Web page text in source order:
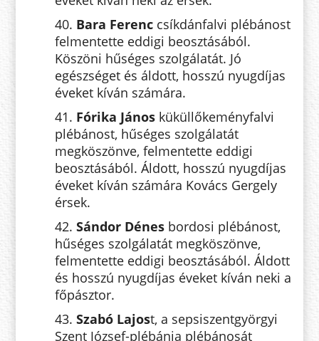
40. Bara Ferenc csíkdánfalvi plébánost
felmentette eddigi beosztásából.
Köszöni hűséges szolgálatát. Jó
egészséget és áldott, hosszú nyugdíjas
éveket kíván számára.
41. Fórika János küküllőkeményfalvi
plébánost, hűséges szolgálatát
megköszönve, felmentette eddigi
beosztásából. Áldott, hosszú nyugdíjas
éveket kíván számára Kovács Gergely
érsek.
42. Sándor Dénes bordosi plébánost,
hűséges szolgálatát megköszönve,
felmentette eddigi beosztásából. Áldott
és hosszú nyugdíjas éveket kíván neki a
főpásztor.
43. Szabó Lajost, a sepsiszentgyörgyi
Szent József-plébánia plébánosát